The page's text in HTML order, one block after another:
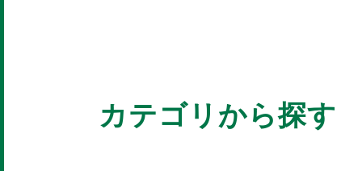
カテゴリから探す